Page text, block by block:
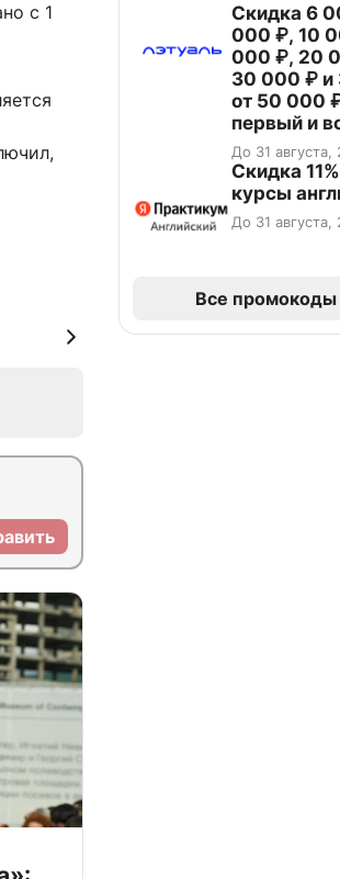
с 1
Скидка 6
000 ₽, 10
000 ₽, 20
30 000 ₽ и
от 50 000
первый и
повторные
промокоду
До 31 августа,
Скидка
курсы
До 31 августа,
Все промокоды